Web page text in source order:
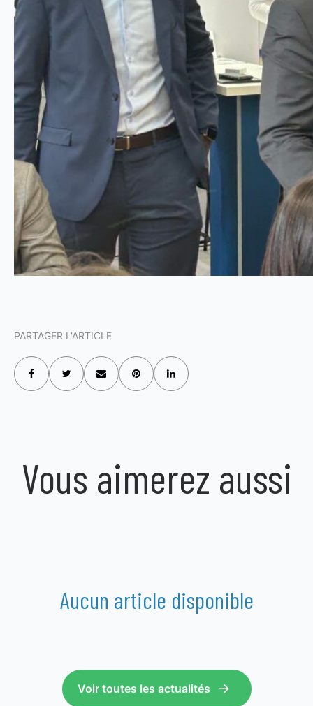
PARTAGER L'ARTICLE
Vous aimerez aussi
Aucun article disponible
Voir toutes les actualités